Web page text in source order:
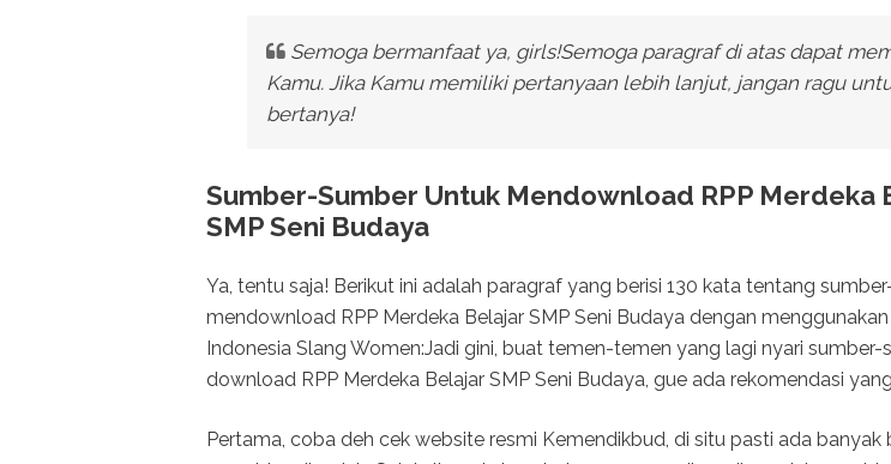
Semoga bermanfaat ya, girls!Semoga paragraf di atas dapat
Kamu. Jika Kamu memiliki pertanyaan lebih lanjut, jangan ragu
bertanya!
Sumber-Sumber Untuk Mendownload RPP Merdeka
SMP Seni Budaya
Ya, tentu saja! Berikut ini adalah paragraf yang berisi 130 kata tentang
mendownload RPP Merdeka Belajar SMP Seni Budaya dengan
Indonesia Slang Women:Jadi gini, buat temen-temen yang lagi nyari sumber-
download RPP Merdeka Belajar SMP Seni Budaya, gue ada rekomendasi
Pertama, coba deh cek website resmi Kemendikbud, di situ pasti ada banyak